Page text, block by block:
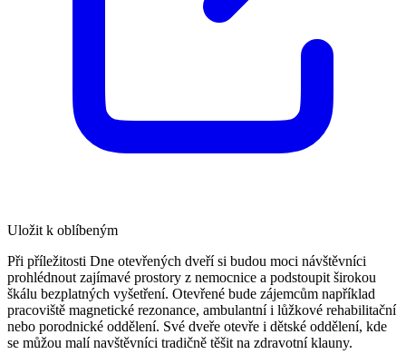
Uložit k oblíbeným
Při příležitosti Dne otevřených dveří si budou moci návštěvníci
prohlédnout zajímavé prostory z nemocnice a podstoupit širokou
škálu bezplatných vyšetření. Otevřené bude zájemcům například
pracoviště magnetické rezonance, ambulantní i lůžkové rehabilitační
nebo porodnické oddělení. Své dveře otevře i dětské oddělení, kde
se můžou malí navštěvníci tradičně těšit na zdravotní klauny.